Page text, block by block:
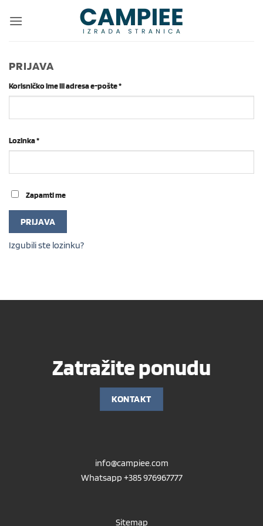
PRIJAVA
Korisničko ime ili adresa e-pošte*Obvezno
Lozinka*Obvezno
Zapamti me
PRIJAVA
Izgubili ste lozinku?
Zatražite ponudu
KONTAKT
info@campiee.com
Whatsapp +385 976967777
Sitemap